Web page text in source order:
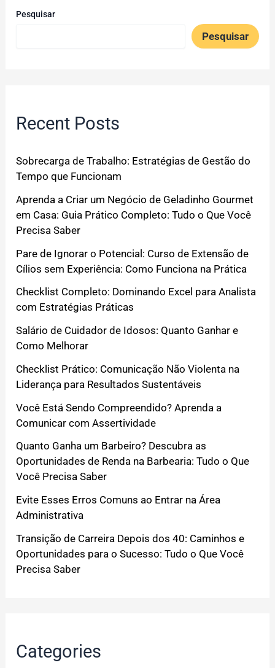
Pesquisar
Pesquisar
Recent Posts
Sobrecarga de Trabalho: Estratégias de Gestão do
Tempo que Funcionam
Aprenda a Criar um Negócio de Geladinho Gourmet
em Casa: Guia Prático Completo: Tudo o Que Você
Precisa Saber
Pare de Ignorar o Potencial: Curso de Extensão de
Cílios sem Experiência: Como Funciona na Prática
Checklist Completo: Dominando Excel para Analista
com Estratégias Práticas
Salário de Cuidador de Idosos: Quanto Ganhar e
Como Melhorar
Checklist Prático: Comunicação Não Violenta na
Liderança para Resultados Sustentáveis
Você Está Sendo Compreendido? Aprenda a
Comunicar com Assertividade
Quanto Ganha um Barbeiro? Descubra as
Oportunidades de Renda na Barbearia: Tudo o Que
Você Precisa Saber
Evite Esses Erros Comuns ao Entrar na Área
Administrativa
Transição de Carreira Depois dos 40: Caminhos e
Oportunidades para o Sucesso: Tudo o Que Você
Precisa Saber
Categories